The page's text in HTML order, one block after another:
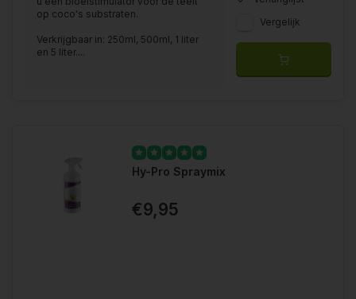
op coco's substraten.
Verkrijgbaar in: 250ml, 500ml, 1 liter
en 5 liter....
Vergelijk
Hy-Pro Spraymix
€9,95